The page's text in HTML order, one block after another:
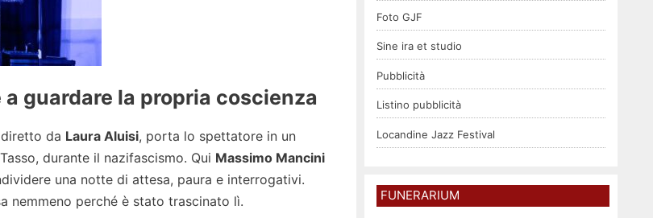
guardare la propria coscienza
da Laura Aluisi, porta lo spettatore in un
durante il nazifascismo. Qui Massimo Mancini
una notte di attesa, paura e interrogativi.
nemmeno perché è stato trascinato lì.
Foto GJF
Sine ira et studio
Pubblicità
Listino pubblicità
Locandine Jazz Festival
FUNERARIUM